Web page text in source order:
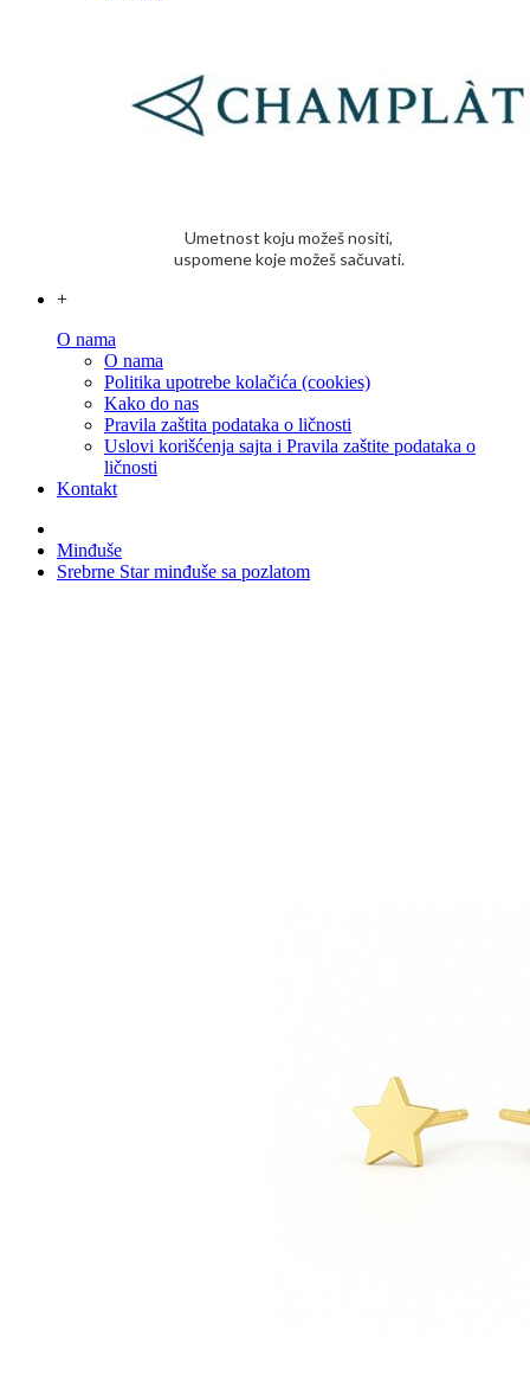
Umetnost koju možeš nositi,
uspomene koje možeš sačuvati.
+
O nama
O nama
Politika upotrebe kolačića (cookies)
Kako do nas
Pravila zaštita podataka o ličnosti
Uslovi korišćenja sajta i Pravila zaštite podataka o
ličnosti
Kontakt
Minđuše
Srebrne Star minđuše sa pozlatom